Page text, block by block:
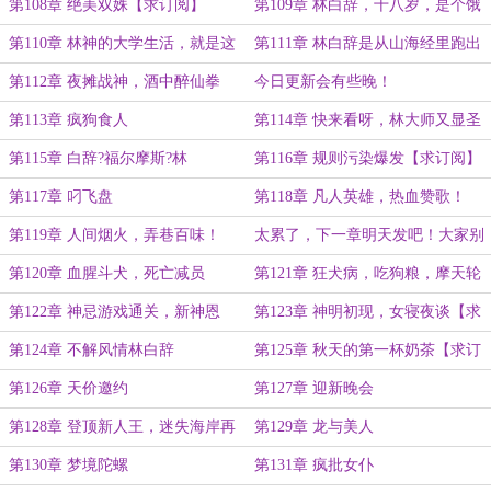
订阅】 成名！
第108章 绝美双姝【求订阅】 第109章 林白辞，十八岁，是个饿
人！
第110章 林神的大学生活，就是这
么朴实无华，且枯燥！
第111章 林白辞是从山海经里跑出
来的吧？
第112章 夜摊战神，酒中醉仙拳 今日更新会有些晚！
第113章 疯狗食人 第114章 快来看呀，林大师又显圣
了！
第115章 白辞?福尔摩斯?林 第116章 规则污染爆发【求订阅】
第117章 叼飞盘 第118章 凡人英雄，热血赞歌！
第119章 人间烟火，弄巷百味！
【求订阅】
太累了，下一章明天发吧！大家别
等了！
第120章 血腥斗犬，死亡减员 第121章 狂犬病，吃狗粮，摩天轮
上看夕阳！
第122章 神忌游戏通关，新神恩
GET√！
第123章 神明初现，女寝夜谈【求
订阅，求月票】
第124章 不解风情林白辞 第125章 秋天的第一杯奶茶【求订
阅】
第126章 天价邀约 第127章 迎新晚会
第128章 登顶新人王，迷失海岸再
现！
第129章 龙与美人
第130章 梦境陀螺 第131章 疯批女仆